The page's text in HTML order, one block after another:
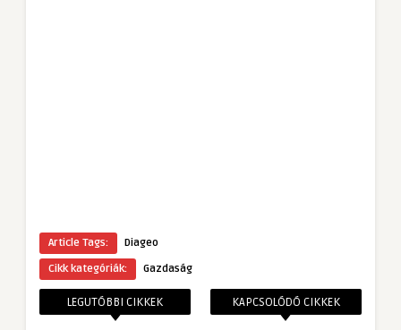
Article Tags:
Diageo
Cikk kategóriák:
Gazdaság
LEGUTÓBBI CIKKEK KAPCSOLÓDÓ CIKKEK